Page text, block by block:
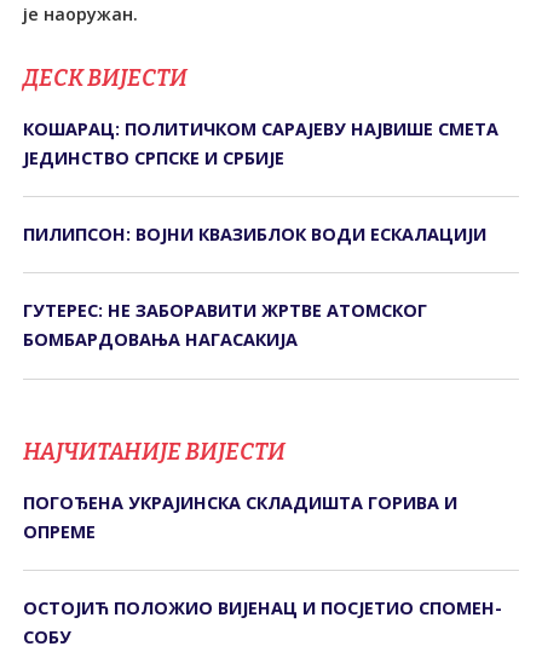
је наоружан.
ДЕСК ВИЈЕСТИ
КОШАРАЦ: ПОЛИТИЧКОМ САРАЈЕВУ НАЈВИШЕ СМЕТА
ЈЕДИНСТВО СРПСКЕ И СРБИЈЕ
ПИЛИПСОН: ВОЈНИ КВАЗИБЛОК ВОДИ ЕСКАЛАЦИЈИ
ГУТЕРЕС: НЕ ЗАБОРАВИТИ ЖРТВЕ АТОМСКОГ
БОМБАРДОВАЊА НАГАСАКИЈА
НАЈЧИТАНИЈЕ ВИЈЕСТИ
ПОГОЂЕНА УКРАЈИНСКА СКЛАДИШТА ГОРИВА И
ОПРЕМЕ
ОСТОЈИЋ ПОЛОЖИО ВИЈЕНАЦ И ПОСЈЕТИО СПОМЕН-
СОБУ